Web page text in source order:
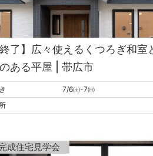
終了】広々使えるくつろぎ和室
ある平屋 | 帯広市
7/6㈯-7㈰
成住宅見学会